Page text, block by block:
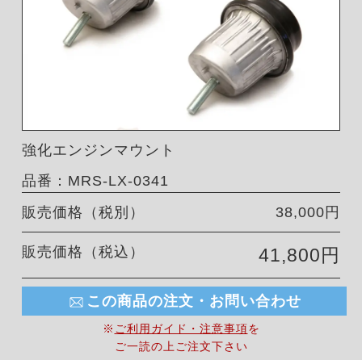
強化エンジンマウント
品番：MRS-LX-0341
販売価格（税別）
38,000円
販売価格（税込） 41,800円
この商品の注文・お問い合わせ
※ ご利用ガイド・注意事項を
ご一読の上ご注文下さい